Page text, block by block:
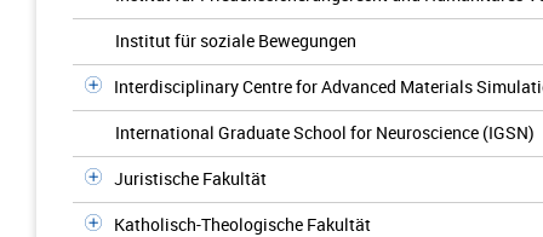
Institut für soziale Bewegungen
Interdisciplinary Centre for Advanced Materials
International Graduate School for Neuroscience (IGSN)
Juristische Fakultät
Katholisch-Theologische Fakultät